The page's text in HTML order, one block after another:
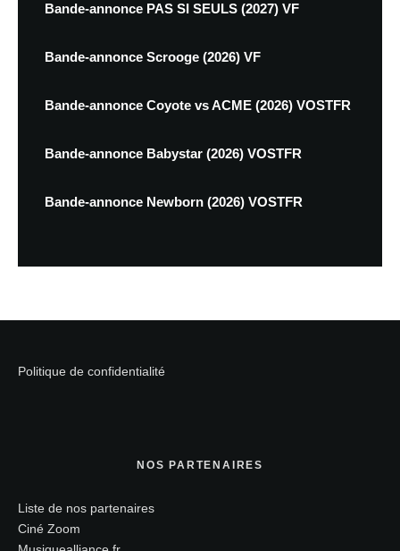
Bande-annonce PAS SI SEULS (2027) VF
Bande-annonce Scrooge (2026) VF
Bande-annonce Coyote vs ACME (2026) VOSTFR
Bande-annonce Babystar (2026) VOSTFR
Bande-annonce Newborn (2026) VOSTFR
Politique de confidentialité
NOS PARTENAIRES
Liste de nos partenaires
Ciné Zoom